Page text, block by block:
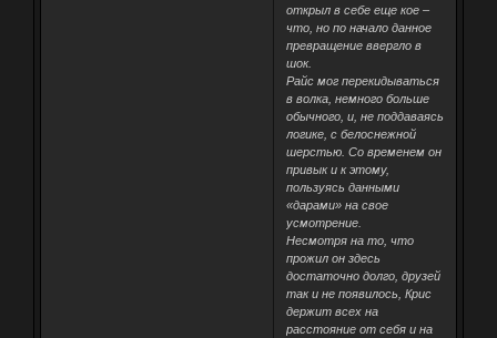
открыл в себе еще кое –
что, но по начало данное
превращение ввергло в
шок.
Райс мог перекидываться
в волка, немного больше
обычного, и, не поддаваясь
логике, с белоснежной
шерстью. Со временем он
привык и к этому,
пользуясь данными
«дарами» на свое
усмотрение.
Несмотря на то, что
прожил он здесь
достаточно долго, друзей
так и не появилось, Крис
держит всех на
расстояние от себя и на